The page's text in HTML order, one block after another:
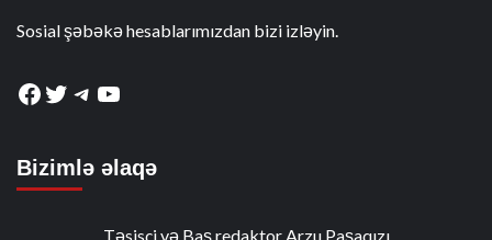
Sosial şəbəkə hesablarımızdan bizi izləyin.
Facebook
Twitter
Telegram
YouTube
Bizimlə əlaqə
Təsisçi və Baş redaktor Arzu Paşaqızı